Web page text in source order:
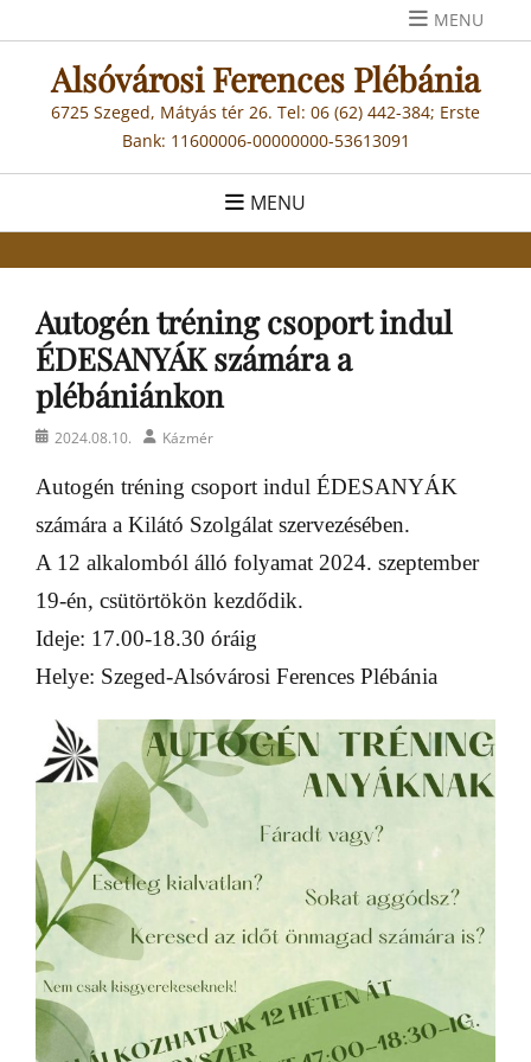
to
content
MENU
Alsóvárosi Ferences Plébánia
6725 Szeged, Mátyás tér 26. Tel: 06 (62) 442-384; Erste
Bank: 11600006-00000000-53613091
MENU
Autogén tréning csoport indul
ÉDESANYÁK számára a
plébániánkon
Posted2024.08.10. AuthorKázmér
Autogén tréning csoport indul ÉDESANYÁK
számára a Kilátó Szolgálat szervezésében.
A 12 alkalomból álló folyamat 2024. szeptember
19-én, csütörtökön kezdődik.
Ideje: 17.00-18.30 óráig
Helye: Szeged-Alsóvárosi Ferences Plébánia